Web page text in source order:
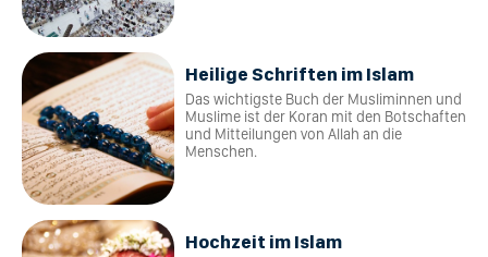
Heilige Schriften im Islam
Das wichtigste Buch der Musliminnen und
Muslime ist der Koran mit den Botschaften
und Mitteilungen von Allah an die
Menschen.
Hochzeit im Islam